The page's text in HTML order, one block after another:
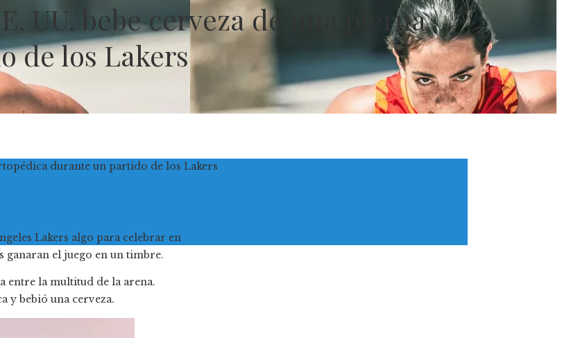
UU. bebe cerveza de una pierna
de los Lakers
durante un partido de los Lakers
Lakers algo para celebrar en
ganaran el juego en un timbre.
entre la multitud de la arena.
y bebió una cerveza.